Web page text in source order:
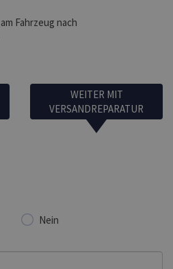
Fahrzeug nach
WEITER MIT
VERSANDREPARATUR
Nein